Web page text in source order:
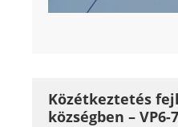
Közétkeztetés
községben – VP6-